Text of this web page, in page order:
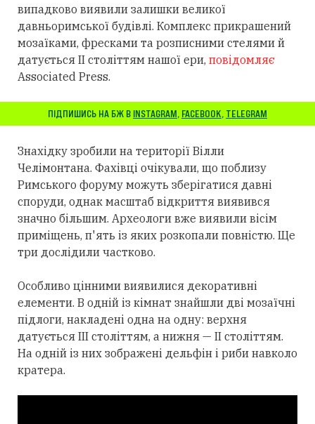
випадково виявили залишки великої
давньоримської будівлі. Комплекс прикрашений
мозаїками, фресками та розписними стелями й
датується II століттям нашої ери, повідомляє
Associated Press.
ПІДПИШИСЬ НА БЖ В INSTAGRAM, FACEBOOK, TELEGRAM
Знахідку зробили на території Вілли
Челімонтана. Фахівці очікували, що поблизу
Римського форуму можуть зберігатися давні
споруди, однак масштаб відкриття виявився
значно більшим. Археологи вже виявили вісім
приміщень, п'ять із яких розкопали повністю. Ще
три дослідили частково.
Особливо цінними виявилися декоративні
елементи. В одній із кімнат знайшли дві мозаїчні
підлоги, накладені одна на одну: верхня
датується III століттям, а нижня — II століттям.
На одній із них зображені дельфін і риби навколо
кратера.